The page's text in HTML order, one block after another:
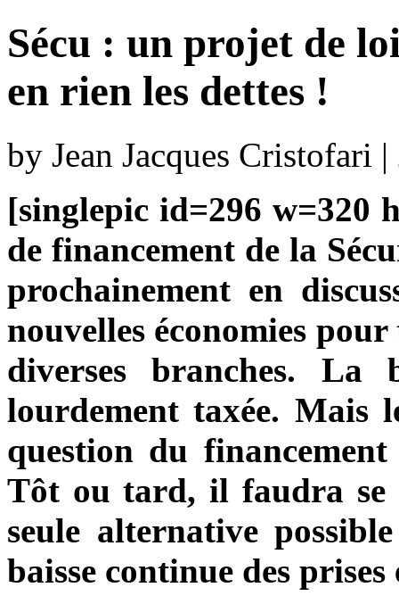
Sécu : un projet de
en rien les dettes !
by Jean Jacques Cristofari
[singlepic id=296 w=320
de financement de la
prochainement en
nouvelles économies
diverses branches. La
lourdement taxée. Mais
question du
Tôt ou tard, il faudra se
seule alternative
baisse continue des prises